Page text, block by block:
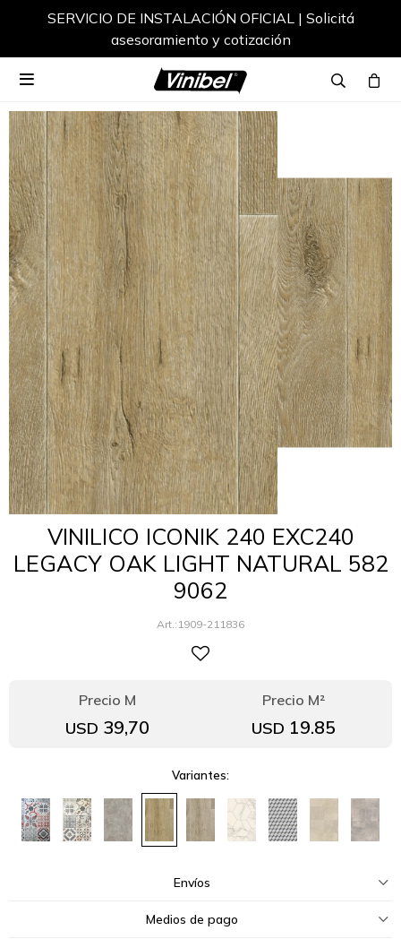
SERVICIO DE INSTALACIÓN OFICIAL | Solicitá
asesoramiento y cotización

VINILICO ICONIK 240 EXC240
LEGACY OAK LIGHT NATURAL 582
9062
1909-211836
USD 39,70 USD 19.85
Variantes:
Envíos
Medios de pago